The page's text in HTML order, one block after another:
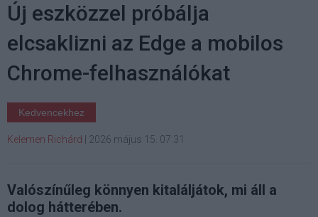
Új eszközzel próbálja
elcsaklizni az Edge a mobilos
Chrome-felhasználókat
Kedvencekhez
Kelemen Richárd 2026 május 15. 07:31
Valószínűleg könnyen kitaláljátok, mi áll a
dolog hátterében.